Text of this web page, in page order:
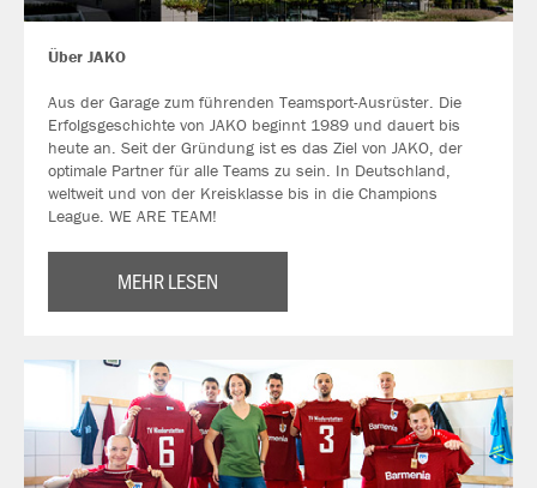
Über JAKO
Aus der Garage zum führenden Teamsport-Ausrüster. Die
Erfolgsgeschichte von JAKO beginnt 1989 und dauert bis
heute an. Seit der Gründung ist es das Ziel von JAKO, der
optimale Partner für alle Teams zu sein. In Deutschland,
weltweit und von der Kreisklasse bis in die Champions
League. WE ARE TEAM!
MEHR LESEN